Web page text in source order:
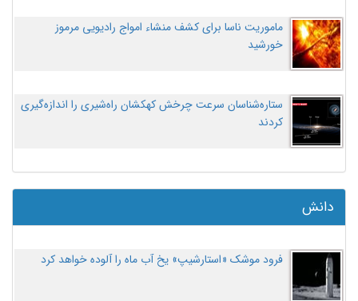
ماموریت ناسا برای کشف منشاء امواج رادیویی مرموز
خورشید
ستاره‌شناسان سرعت چرخش کهکشان راه‌شیری را اندازه‌گیری
کردند
دانش
فرود موشک «استارشیپ» یخ آب ماه را آلوده خواهد کرد